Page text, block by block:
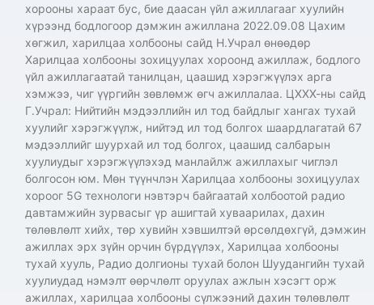
хорооны хараат бус, бие даасан үйл ажиллагааг хуулийн
хүрээнд бодлогоор дэмжин ажиллана 2022.09.08 Цахим
хөгжил, харилцаа холбооны сайд Н.Учрал өнөөдөр
Харилцаа холбооны зохицуулах хороонд ажиллаж, бодлого
үйл ажиллагаатай танилцан, цаашид хэрэгжүүлэх арга
хэмжээ, чиг үүргийн зөвлөмж өгч ажиллалаа. ЦХХХ-ны сайд
Г.Учрал: Нийтийн мэдээллийн ил тод байдлыг хангах тухай
хуулийг хэрэгжүүлж, нийтэд ил тод болгох шаардлагатай 67
мэдээллийг шуурхай ил тод болгох, цаашид салбарын
хуулиудыг хэрэгжүүлэхэд манлайлж ажиллахыг чиглэл
болгосон юм. Мөн түүнчлэн Харилцаа холбооны зохицуулах
хороог 5G технологи нэвтэрч байгаатай холбоотой радио
давтамжийн зурвасыг үр ашигтай хуваарилах, дахин
төлөвлөлт хийх, төр хувийн хэвшилтэй өрсөлдөхгүй, дэмжин
ажиллах эрх зүйн орчин бүрдүүлэх, Харилцаа холбооны
тухай хууль, Радио долгионы тухай болон Шуудангийн тухай
хуулиудад нэмэлт өөрчлөлт оруулах ажлын хэсэгт орж
ажиллах, харилцаа холбооны сүлжээний дахин төлөвлөлт